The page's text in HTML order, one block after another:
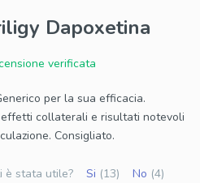
Dapoxetina
verificata
per la sua efficacia.
collaterali e risultati notevoli
Consigliato.
è stata utile? Si (13) No (4)